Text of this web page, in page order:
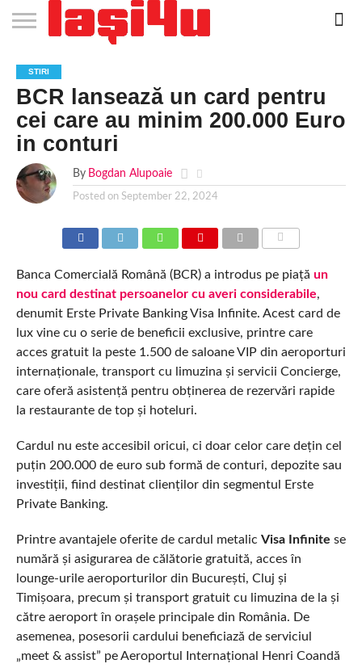
STIRI
APARTAMENTE
NOI IASI
STIRI
IASI
JOBS
IN
IASI
FILME
LA
CINEMA
CLUBURI /
DISCOTECI
BARURI /
CAFENELE
SALI DE
FORTA
SI
FITNESS
SALOANE DE
INFRUMUSETARE
AGENTII
DE
TURISM
IASI
RESTAURANTE
IN IASI
PIZZA
IN
IASI
PISCINA
IN IASI
FLORARII
RADIO
LIVE
IN
IASI
SPALATORII
AUTO
TRACTARI
AUTO
TAXI
IN
IASI
CINEMA
TEATRU
HOTELURI
/
PENSIUNI
TEREN
SPORTIV
TEREN
TENIS
IASI
FARMACII
NON
STOP
COFFEE-
TO-GO
FIRME DE
PUBLICITATE
RENT
A
CAR
STIRI
BCR lansează un card pentru
cei care au minim 200.000 Euro
in conturi
By Bogdan Alupoaie
Posted on September 22, 2024
Banca Comercială Română (BCR) a introdus pe piață un
nou card destinat persoanelor cu averi considerabile,
denumit Erste Private Banking Visa Infinite. Acest card de
lux vine cu o serie de beneficii exclusive, printre care
acces gratuit la peste 1.500 de saloane VIP din aeroporturi
internaționale, transport cu limuzina și servicii Concierge,
care oferă asistență pentru obținerea de rezervări rapide
la restaurante de top și hoteluri.
Cardul nu este accesibil oricui, ci doar celor care dețin cel
puțin 200.000 de euro sub formă de conturi, depozite sau
investiții, fiind destinat clienților din segmentul Erste
Private Banking.
Printre avantajele oferite de cardul metalic Visa Infinite se
numără și asigurarea de călătorie gratuită, acces în
lounge-urile aeroporturilor din București, Cluj și
Timișoara, precum și transport gratuit cu limuzina de la și
către aeroport în orașele principale din România. De
asemenea, posesorii cardului beneficiază de serviciul
„meet & assist” pe Aeroportul Internațional Henri Coandă